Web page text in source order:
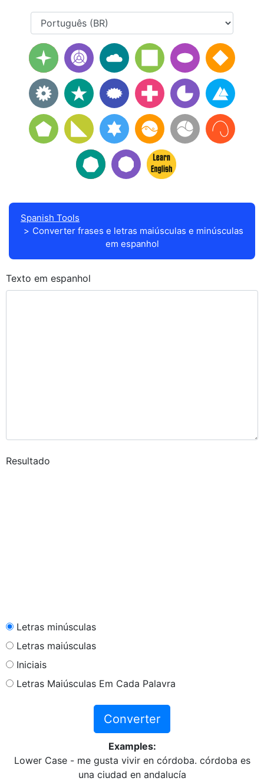
Spanish Tools
Converter frases e letras maiúsculas e minúsculas
em espanhol
Texto em espanhol
Resultado
Letras minúsculas
Letras maiúsculas
Iniciais
Letras Maiúsculas Em Cada Palavra
Converter
Examples:
Lower Case - me gusta vivir en córdoba. córdoba es
una ciudad en andalucía